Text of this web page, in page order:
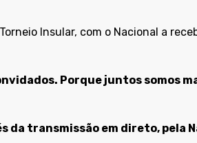
Insular, com o Nacional a
Porque juntos somos
da transmissão em direto, pela